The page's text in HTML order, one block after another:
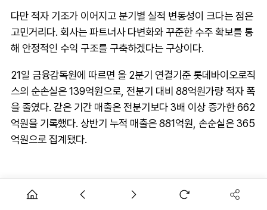
다만 적자 기조가 이어지고 분기별 실적 변동성이 크다는 점은
고민거리다. 회사는 파트너사 다변화와 꾸준한 수주 확보를 통
해 안정적인 수익 구조를 구축하겠다는 구상이다.
21일 금융감독원에 따르면 올 2분기 연결기준 롯데바이오로직
스의 순손실은 139억원으로, 전분기 대비 88억원가량 적자 폭
을 줄였다. 같은 기간 매출은 전분기보다 3배 이상 증가한 662
억원을 기록했다. 상반기 누적 매출은 881억원, 손순실은 365
억원으로 집계됐다.